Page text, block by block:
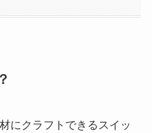
にクラフトできるスイッ